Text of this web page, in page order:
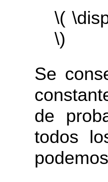
\(
\)
Se
de
todos